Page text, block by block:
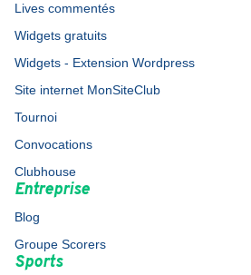
Lives commentés
Widgets gratuits
Widgets - Extension Wordpress
Site internet MonSiteClub
Tournoi
Convocations
Clubhouse
Entreprise
Blog
Groupe Scorers
Sports